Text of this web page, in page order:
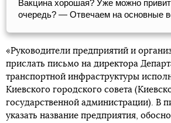
Вакцина хорошая? Уже можно
очередь? — Отвечаем на основные
«Руководители предприятий и
прислать письмо на директора
транспортной инфраструктуры
Киевского городского совета
государственной администрации). В
указать название предприятия,